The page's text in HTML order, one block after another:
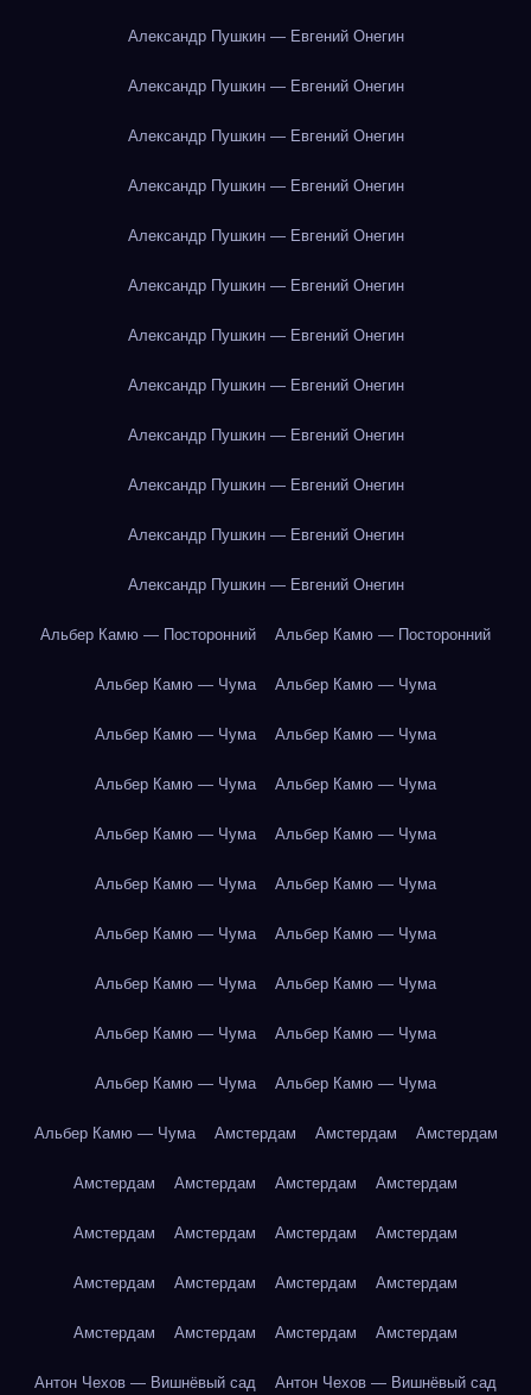
Александр Пушкин — Евгений Онегин
Александр Пушкин — Евгений Онегин
Александр Пушкин — Евгений Онегин
Александр Пушкин — Евгений Онегин
Александр Пушкин — Евгений Онегин
Александр Пушкин — Евгений Онегин
Александр Пушкин — Евгений Онегин
Александр Пушкин — Евгений Онегин
Александр Пушкин — Евгений Онегин
Александр Пушкин — Евгений Онегин
Александр Пушкин — Евгений Онегин
Александр Пушкин — Евгений Онегин
Альбер Камю — Посторонний Альбер Камю — Посторонний
Альбер Камю — Чума Альбер Камю — Чума
Альбер Камю — Чума Альбер Камю — Чума
Альбер Камю — Чума Альбер Камю — Чума
Альбер Камю — Чума Альбер Камю — Чума
Альбер Камю — Чума Альбер Камю — Чума
Альбер Камю — Чума Альбер Камю — Чума
Альбер Камю — Чума Альбер Камю — Чума
Альбер Камю — Чума Альбер Камю — Чума
Альбер Камю — Чума Альбер Камю — Чума
Альбер Камю — Чума Амстердам Амстердам Амстердам
Амстердам Амстердам Амстердам Амстердам
Амстердам Амстердам Амстердам Амстердам
Амстердам Амстердам Амстердам Амстердам
Амстердам Амстердам Амстердам Амстердам
Антон Чехов — Вишнёвый сад Антон Чехов — Вишнёвый сад